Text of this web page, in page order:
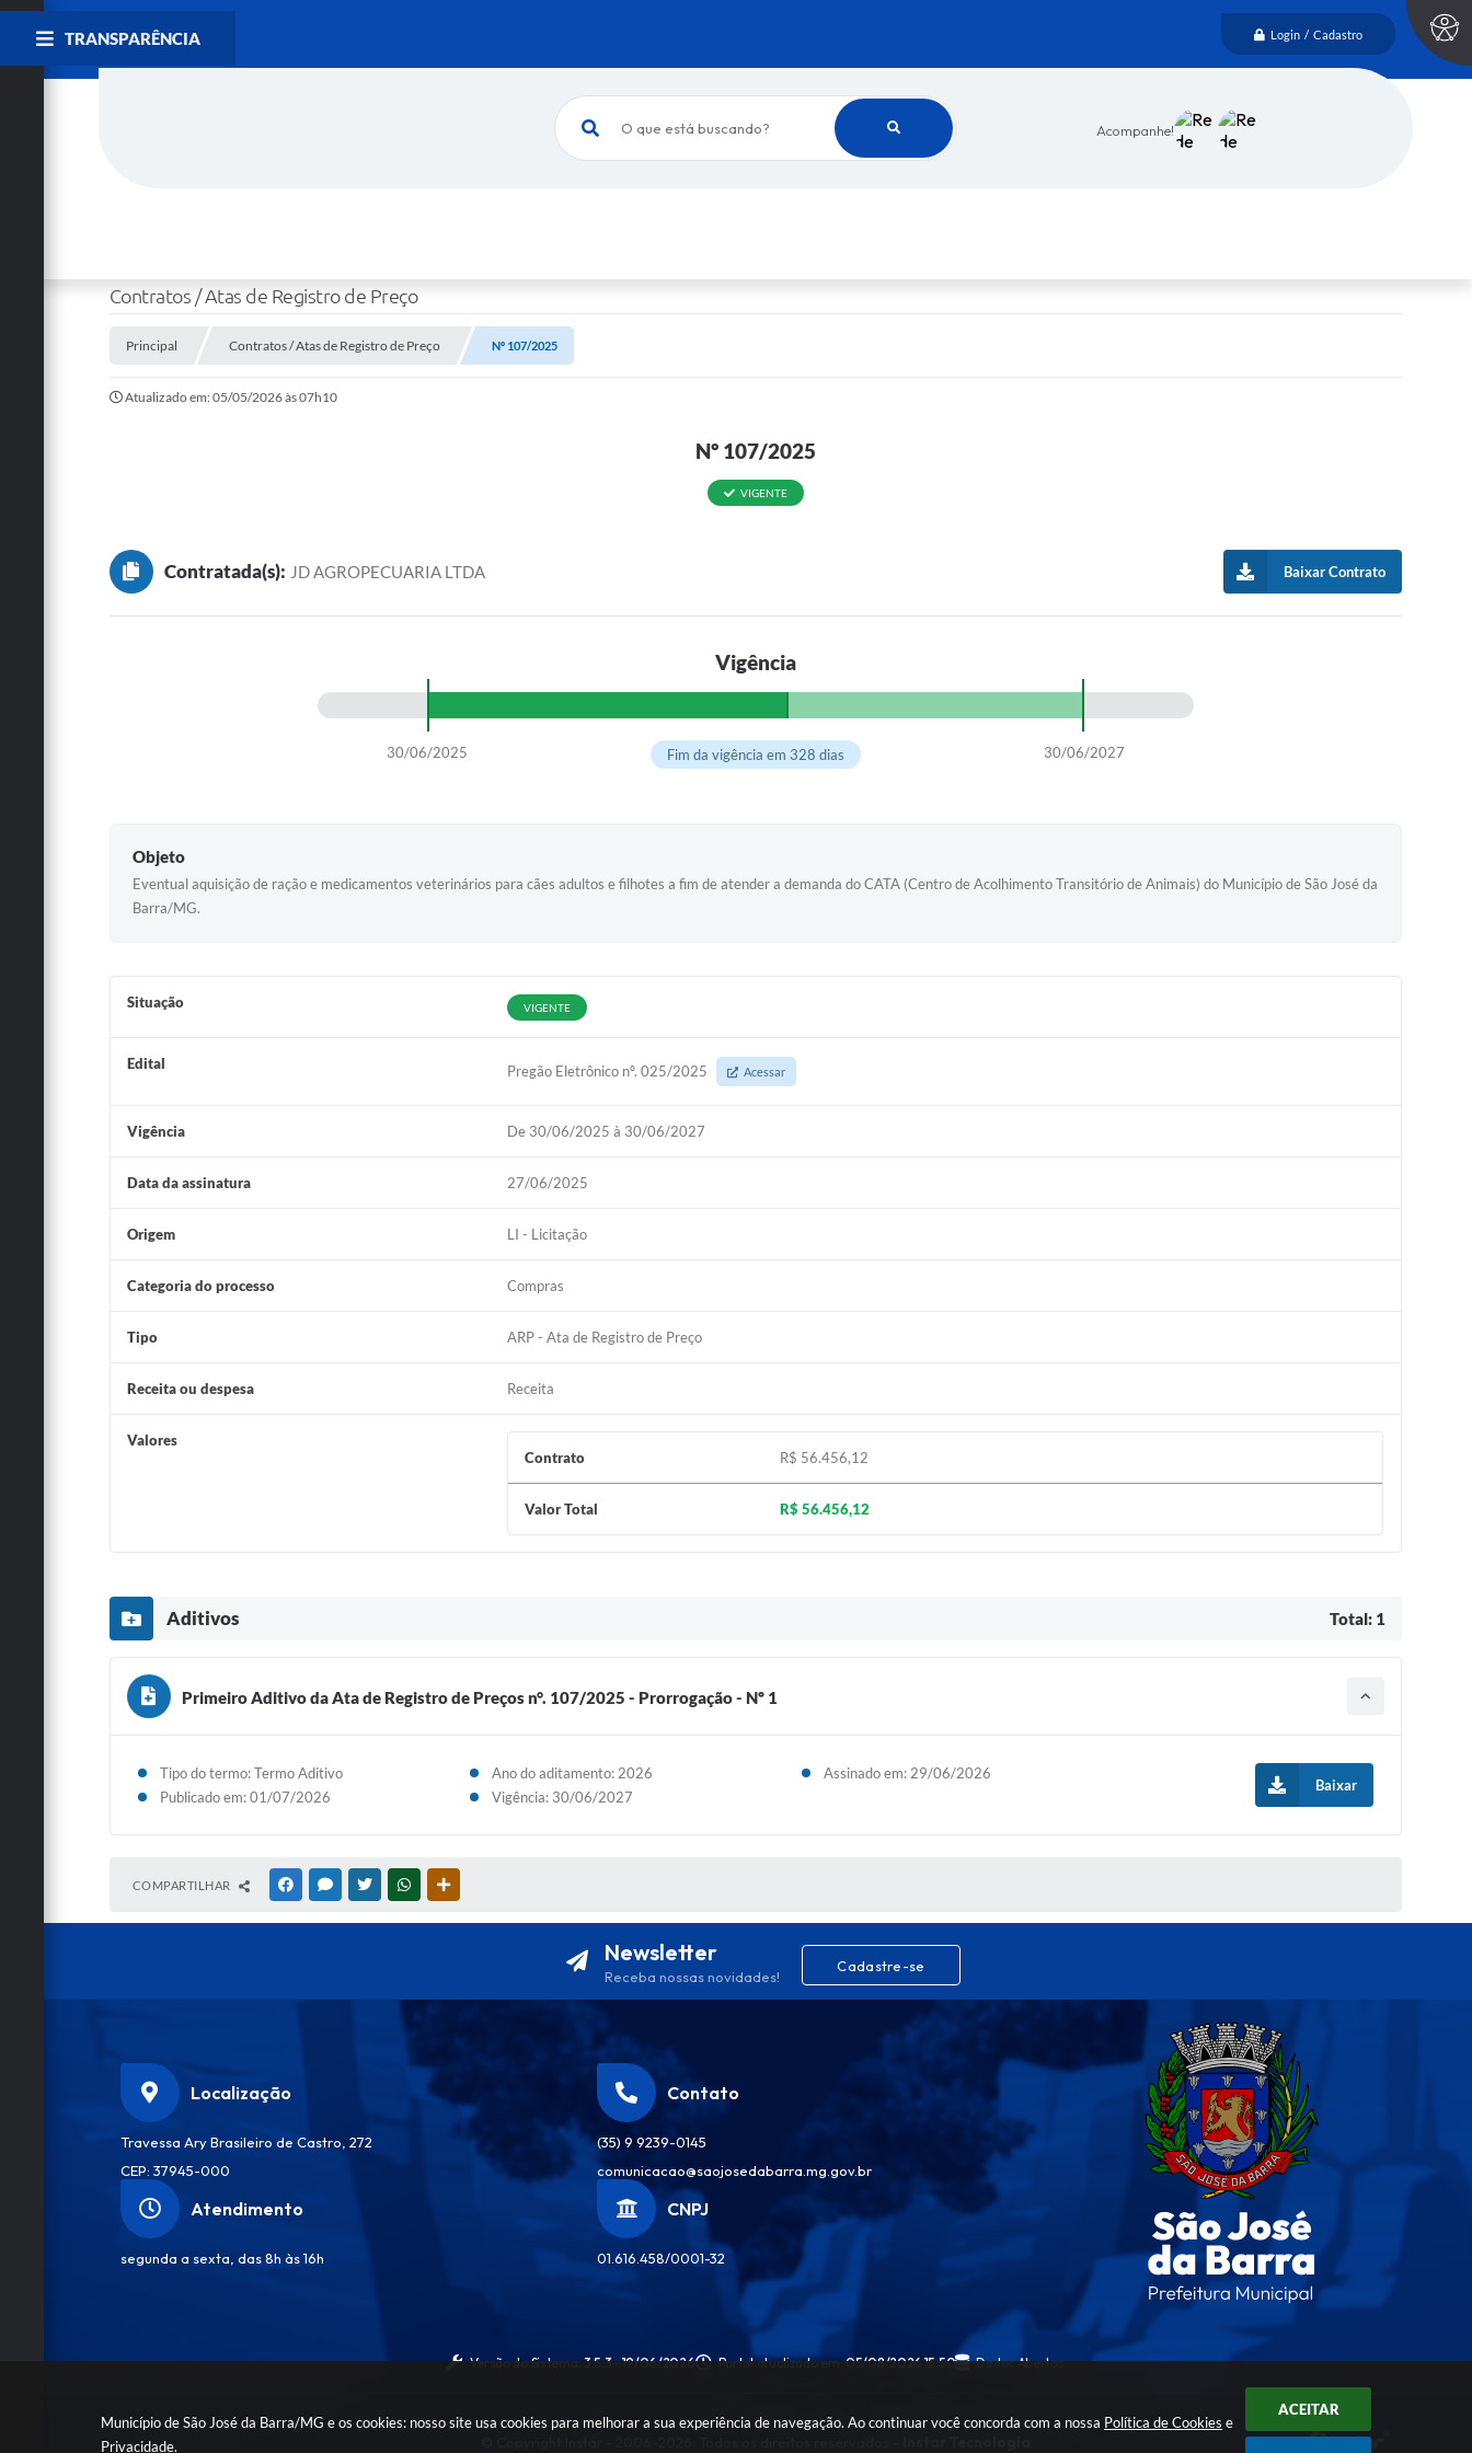
Município de São José da Barra/MG e os cookies: nosso site usa cookies para melhorar a sua experiência de navegação. Ao continuar você concorda com a nossa Política de Cookies e
Privacidade.
ACEITAR
Login / Cadastro
O que está buscando? Acompanhe!
TRANSPARÊNCIA
Contratos / Atas de Registro de Preço
Principal Contratos / Atas de Registro de Preço Nº 107/2025
Atualizado em: 05/05/2026 às 07h10
Nº 107/2025
VIGENTE
Contratada(s): JD AGROPECUARIA LTDA Baixar Contrato
Vigência
30/06/2025 30/06/2027
Fim da vigência em 328 dias
Objeto
Eventual aquisição de ração e medicamentos veterinários para cães adultos e filhotes a fim de atender a demanda do CATA (Centro de Acolhimento Transitório de Animais) do Município de São José da
Barra/MG.
Situação VIGENTE
Edital Pregão Eletrônico nº. 025/2025 Acessar
Vigência De 30/06/2025 à 30/06/2027
Data da assinatura 27/06/2025
Origem LI - Licitação
Categoria do processo Compras
Tipo ARP - Ata de Registro de Preço
Receita ou despesa Receita
Valores
Contrato
R$ 56.456,12
Valor Total R$ 56.456,12
Aditivos Total: 1
Primeiro Aditivo da Ata de Registro de Preços n°. 107/2025 - Prorrogação - Nº 1
Tipo do termo: Termo Aditivo Ano do aditamento: 2026
Assinado em: 29/06/2026
Publicado em: 01/07/2026
Vigência: 30/06/2027
Baixar
COMPARTILHAR FACEBOOKMESSENGER
TWITTERWHATSAPP
Newsletter
Receba nossas novidades!
Cadastre-se
Localização
Travessa Ary Brasileiro de Castro, 272
CEP: 37945-000
Contato
(35) 9 9239-0145
comunicacao@saojosedabarra.mg.gov.br
Atendimento
segunda a sexta, das 8h às 16h
CNPJ
01.616.458/0001-32
Versão do Sistema:3.5.3 - 19/06/2026 Portal atualizado em:05/08/2026 15:50 Dados Abertos